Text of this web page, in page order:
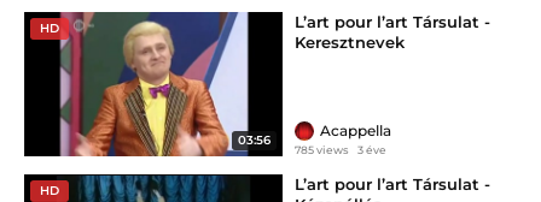
HD
03:56
L’art pour l’art Társulat -
Keresztnevek
Acappella
785 views 3 éve
HD
L’art pour l’art Társulat -